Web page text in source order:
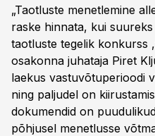
„Taotluste menetlemine
raske hinnata, kui
taotluste tegelik konkurss
osakonna juhataja Piret
laekus vastuvõtuperioodi
ning paljudel on
dokumendid on
põhjusel menetlusse